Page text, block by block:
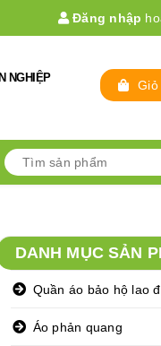
Đăng nhập
NGHIỆP
Giỏ
DANH MỤC SẢN
Quần áo bảo hộ lao
Áo phản quang